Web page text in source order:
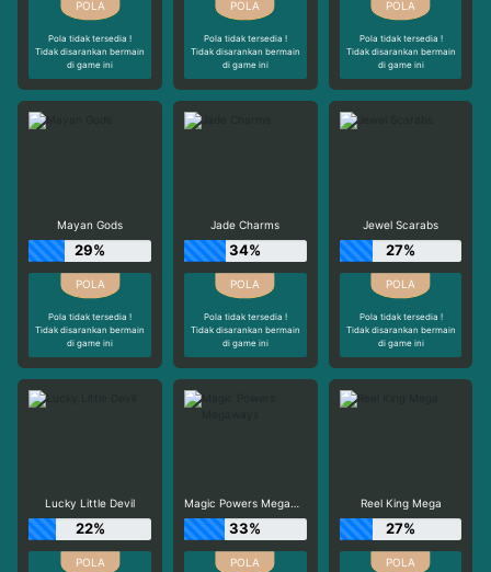
Pola tidak tersedia !
Tidak disarankan bermain
di game ini
Pola tidak tersedia !
Tidak disarankan bermain
di game ini
Pola tidak tersedia !
Tidak disarankan bermain
di game ini
Mayan Gods
29%
Pola tidak tersedia !
Tidak disarankan bermain
di game ini
Jade Charms
34%
Pola tidak tersedia !
Tidak disarankan bermain
di game ini
Jewel Scarabs
27%
Pola tidak tersedia !
Tidak disarankan bermain
di game ini
Lucky Little Devil
22%
Magic Powers Megaways
33%
Reel King Mega
27%